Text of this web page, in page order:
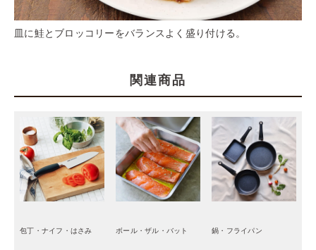
皿に鮭とブロッコリーをバランスよく盛り付ける。
関連商品
包丁・ナイフ・はさみ ボール・ザル・バット 鍋・フライパン